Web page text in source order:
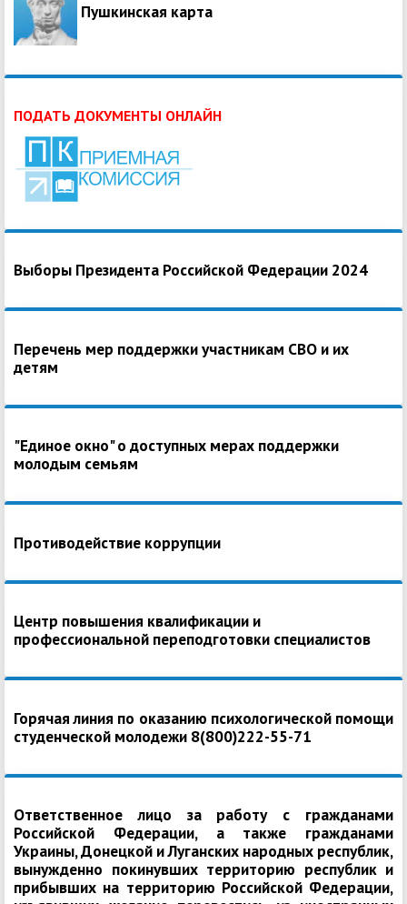
Пушкинская карта
ПОДАТЬ ДОКУМЕНТЫ ОНЛАЙН
Выборы Президента Российской Федерации 2024
Перечень мер поддержки участникам СВО и их
детям
"Единое окно" о доступных мерах поддержки
молодым семьям
Противодействие коррупции
Центр повышения квалификации и
профессиональной переподготовки специалистов
Горячая линия по оказанию психологической помощи
студенческой молодежи 8(800)222-55-71
Ответственное лицо за работу с гражданами
Российской Федерации, а также гражданами
Украины, Донецкой и Луганских народных республик,
вынужденно покинувших территорию республик и
прибывших на территорию Российской Федерации,